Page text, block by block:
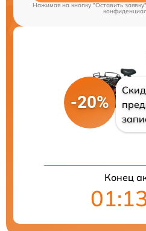
Нажимая на кнопку "Оставить
-20%
Конец